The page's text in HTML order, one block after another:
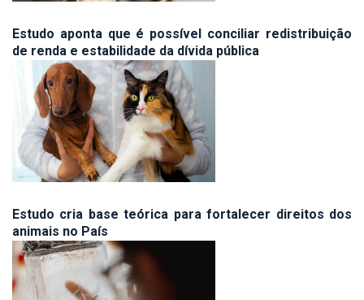
Estudo aponta que é possível conciliar redistribuição
de renda e estabilidade da dívida pública
Estudo cria base teórica para fortalecer direitos dos
animais no País